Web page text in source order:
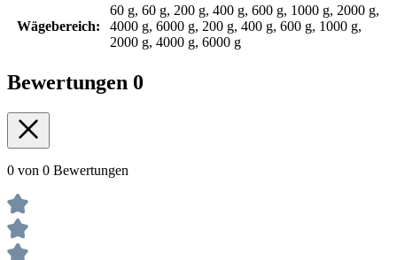
Wägebereich:
60 g, 60 g, 200 g, 400 g, 600 g, 1000 g, 2000 g,
4000 g, 6000 g, 200 g, 400 g, 600 g, 1000 g,
2000 g, 4000 g, 6000 g
Bewertungen 0
0 von 0 Bewertungen